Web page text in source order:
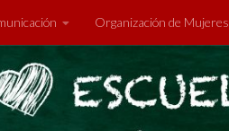
Organización de Mujeres